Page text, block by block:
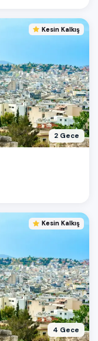
Kesin Kalkış
2 Gece
Kesin Kalkış
4 Gece